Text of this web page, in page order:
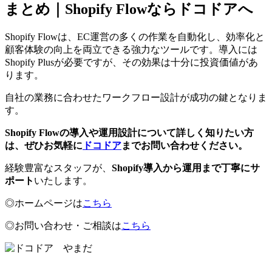
まとめ｜Shopify Flowならドコドアへ
Shopify Flowは、EC運営の多くの作業を自動化し、効率化と
顧客体験の向上を両立できる強力なツールです。導入には
Shopify Plusが必要ですが、その効果は十分に投資価値があ
ります。
自社の業務に合わせたワークフロー設計が成功の鍵となりま
す。
Shopify Flowの導入や運用設計について詳しく知りたい方
は、ぜひお気軽に ドコドアまでお問い合わせください。
経験豊富なスタッフが、 Shopify導入から運用まで丁寧にサ
ポート いたします。
◎ホームページはこちら
◎お問い合わせ・ご相談はこちら